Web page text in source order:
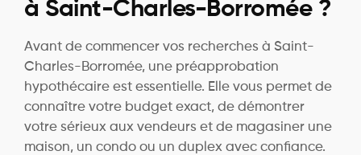
à Saint-Charles-Borromée ?
Avant de commencer vos recherches à Saint-
Charles-Borromée, une préapprobation
hypothécaire est essentielle. Elle vous permet de
connaître votre budget exact, de démontrer
votre sérieux aux vendeurs et de magasiner une
maison, un condo ou un duplex avec confiance.